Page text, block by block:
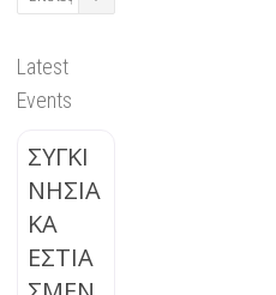
Latest
Events
ΣΥΓΚΙ
ΝΗΣΙΑ
ΚΑ
ΕΣΤΙΑ